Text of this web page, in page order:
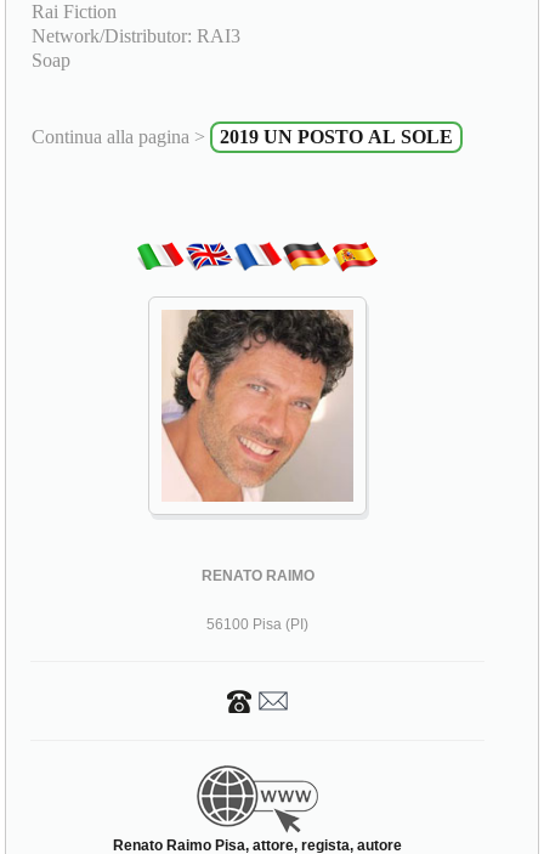
Rai Fiction
Network/Distributor: RAI3
Soap
Continua alla pagina > 2019 UN POSTO AL SOLE
RENATO RAIMO
56100 Pisa (PI)
Renato Raimo Pisa, attore, regista, autore